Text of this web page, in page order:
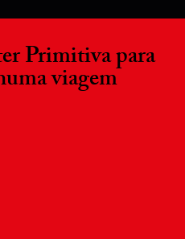
Primitiva para
viagem